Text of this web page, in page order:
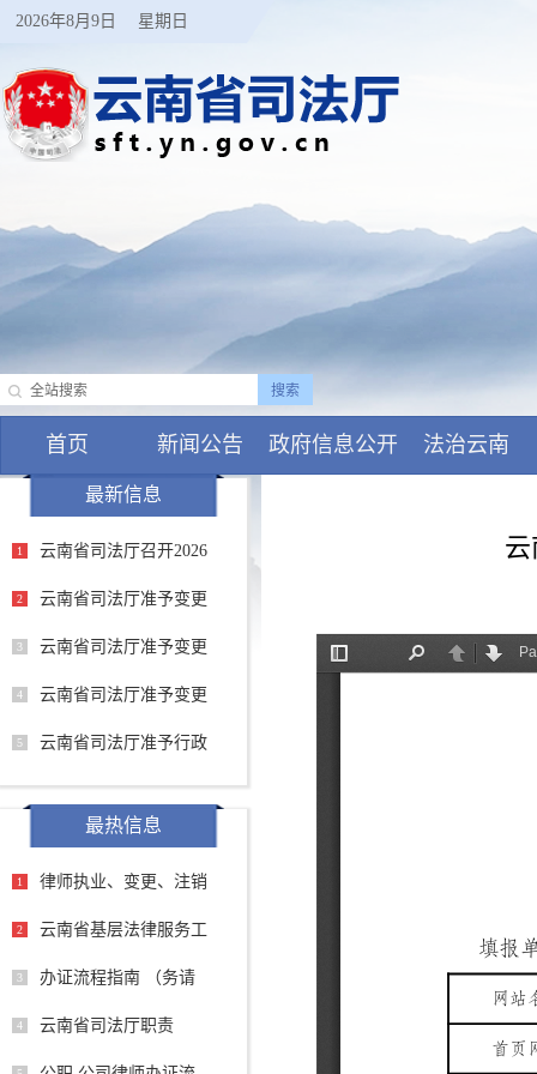
2026年8月9日 星期日
首页 新闻公告 政府信息公开 法治云南
最新信息
1 云南省司法厅召开2026
2 云南省司法厅准予变更
3 云南省司法厅准予变更
4 云南省司法厅准予变更
5 云南省司法厅准予行政
最热信息
1 律师执业、变更、注销
2 云南省基层法律服务工
3 办证流程指南 （务请
4 云南省司法厅职责